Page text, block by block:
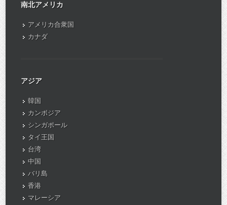
南北アメリカ
アメリカ合衆国
カナダ
アジア
韓国
カンボジア
シンガポール
タイ王国
台湾
中国
バリ島
香港
マレーシア